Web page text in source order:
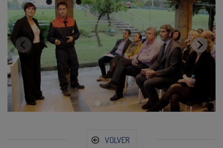
VOLVER